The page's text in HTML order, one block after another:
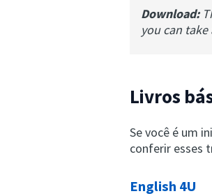
Download:
you can
Livros
Se você é um
conferir esses
English 4U